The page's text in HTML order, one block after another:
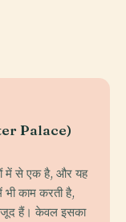
Palace)
में से एक है, और यह
काम करती है,
हैं। केवल इसका